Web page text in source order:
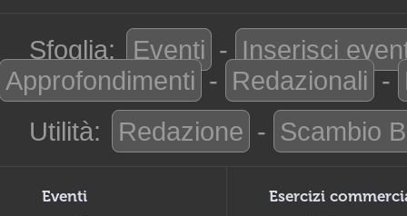
Sfoglia: Eventi - Inserisci
Approfondimenti - Redazionali -
Utilità:
Redazione - Scambio
Eventi Esercizi